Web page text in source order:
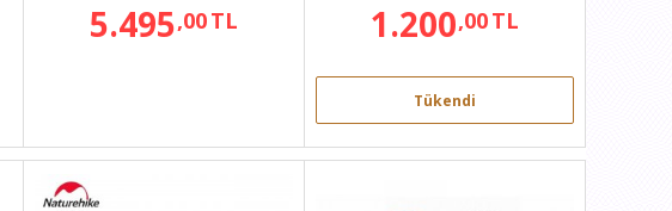
5.495,00TL 1.200,00TL
Tükendi